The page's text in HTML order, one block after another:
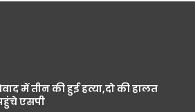
में तीन की हुई हत्या,दो की हालत
एसपी